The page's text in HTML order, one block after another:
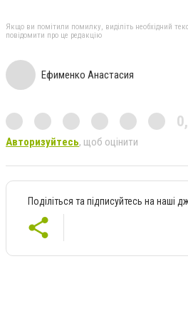
Якщо ви помітили помилку, виділіть необхідний
повідомити про це редакцію
Ефименко Анастасия
Авторизуйтесь, щоб оцінити
Поділіться та підписуйтесь на наші